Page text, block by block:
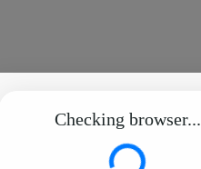
Checking browser...